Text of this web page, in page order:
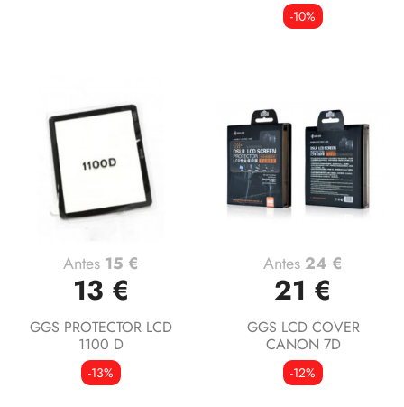
-10%
Antes15 €
13 €
GGS PROTECTOR LCD
1100 D
-13%
Antes24 €
21 €
GGS LCD COVER
CANON 7D
-12%